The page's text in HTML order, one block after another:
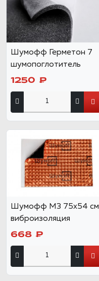
Шумофф Герметон 7
шумопоглотитель
1250 ₽
Шумофф М3 75х54 см
виброизоляция
668 ₽